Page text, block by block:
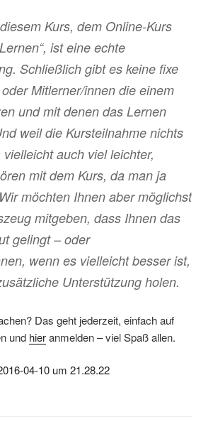
Kurs, dem Online-Kurs
ist eine echte
Schließlich gibt es keine fixe
Mitlerner/innen die einem
und mit denen das Lernen
weil die Kursteilnahme nichts
auch viel leichter,
mit dem Kurs, da man ja
möchten Ihnen aber möglichst
mitgeben, dass Ihnen das
gelingt – oder
wenn es vielleicht besser ist,
Unterstützung holen.
Das geht jederzeit, einfach auf
und hieranmelden – viel Spaß allen.